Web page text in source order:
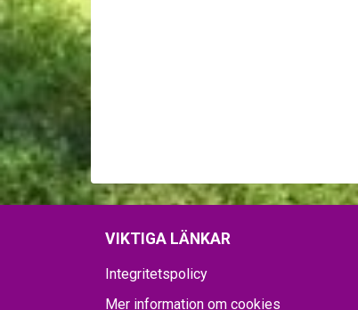
VIKTIGA LÄNKAR
Integritetspolicy
Mer information om cookies